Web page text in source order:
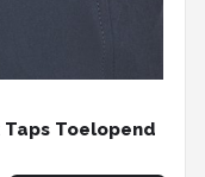
Toelopend